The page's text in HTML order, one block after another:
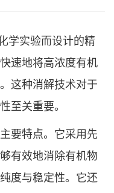
学实验而设计的精
速地将高浓度有机
这种消解技术对于
至关重要。
要特点。它采用先
有效地消除有机物
度与稳定性。它还